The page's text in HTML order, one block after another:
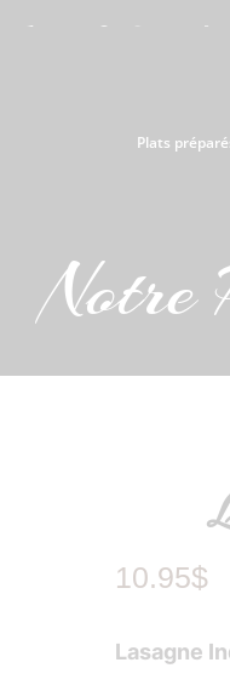
Plats
Notre
10.95$
Lasagne